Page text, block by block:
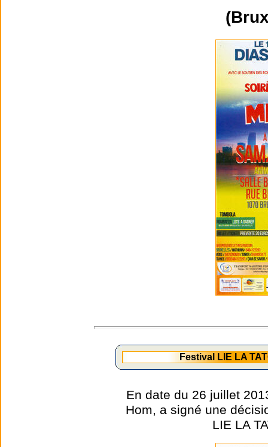
Festival LIE LA
En date du 26 juillet
Hom, a signé une
LIE LA